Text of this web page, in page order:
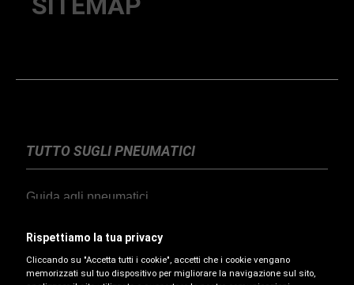
TUTTO SUGLI PNEUMATICI
Guida agli pneumatici
Test indipendenti sugli pneumatici
Rispettiamo la tua privacy
Cliccando su "Accetta tutti i cookie", accetti che i cookie vengano
memorizzati sul tuo dispositivo per migliorare la navigazione sul sito,